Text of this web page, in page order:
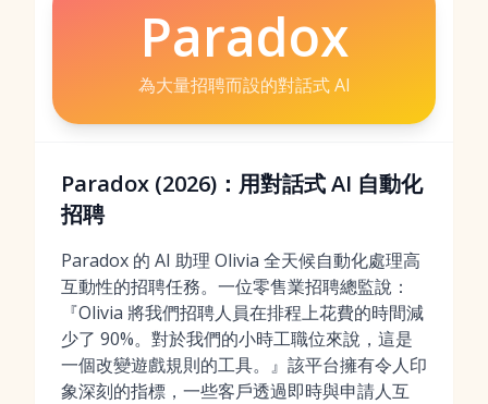
Paradox
為大量招聘而設的對話式 AI
Paradox (2026)：用對話式 AI 自動化
招聘
Paradox 的 AI 助理 Olivia 全天候自動化處理高
互動性的招聘任務。一位零售業招聘總監說：
『Olivia 將我們招聘人員在排程上花費的時間減
少了 90%。對於我們的小時工職位來說，這是
一個改變遊戲規則的工具。』該平台擁有令人印
象深刻的指標，一些客戶透過即時與申請人互